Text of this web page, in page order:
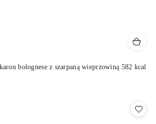
bolognese z szarpaną wieprzowiną 582 kcal